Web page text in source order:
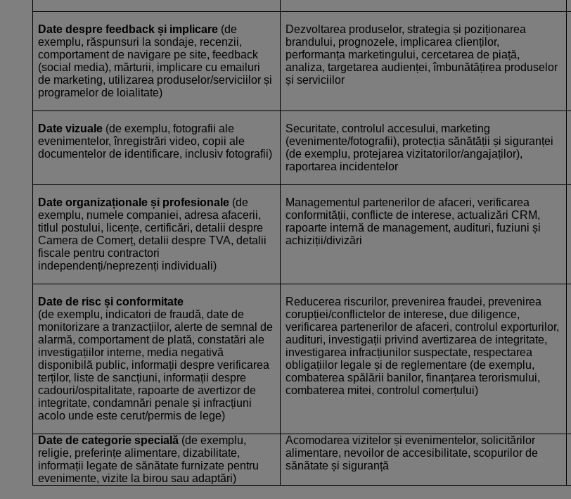
Date despre feedback și implicare (de
exemplu, răspunsuri la sondaje, recenzii,
comportament de navigare pe site, feedback
(social media), mărturii, implicare cu emailuri
de marketing, utilizarea produselor/serviciilor și
programelor de loialitate)
Dezvoltarea produselor, strategia și poziționarea
brandului, prognozele, implicarea clienților,
performanța marketingului, cercetarea de piață,
analiza, targetarea audienței, îmbunătățirea produselor
și serviciilor
Date vizuale (de exemplu, fotografii ale
evenimentelor, înregistrări video, copii ale
documentelor de identificare, inclusiv fotografii)
Securitate, controlul accesului, marketing
(evenimente/fotografii), protecția sănătății și siguranței
(de exemplu, protejarea vizitatorilor/angajaților),
raportarea incidentelor
Date organizaționale și profesionale (de
exemplu, numele companiei, adresa afacerii,
titlul postului, licențe, certificări, detalii despre
Camera de Comerț, detalii despre TVA, detalii
fiscale pentru contractori
independenți/neprezenți individuali)
Managementul partenerilor de afaceri, verificarea
conformității, conflicte de interese, actualizări CRM,
rapoarte internă de management, audituri, fuziuni și
achiziții/divizări
Date de risc și conformitate
(de exemplu, indicatori de fraudă, date de
monitorizare a tranzacțiilor, alerte de semnal de
alarmă, comportament de plată, constatări ale
investigațiilor interne, media negativă
disponibilă public, informații despre verificarea
terților, liste de sancțiuni, informații despre
cadouri/ospitalitate, rapoarte de avertizor de
integritate, condamnări penale și infracțiuni
acolo unde este cerut/permis de lege)
Reducerea riscurilor, prevenirea fraudei, prevenirea
corupției/conflictelor de interese, due diligence,
verificarea partenerilor de afaceri, controlul exporturilor,
audituri, investigații privind avertizarea de integritate,
investigarea infracțiunilor suspectate, respectarea
obligațiilor legale și de reglementare (de exemplu,
combaterea spălării banilor, finanțarea terorismului,
combaterea mitei, controlul comerțului)
Date de categorie specială (de exemplu,
religie, preferințe alimentare, dizabilitate,
informații legate de sănătate furnizate pentru
evenimente, vizite la birou sau adaptări)
Acomodarea vizitelor și evenimentelor, solicitărilor
alimentare, nevoilor de accesibilitate, scopurilor de
sănătate și siguranță